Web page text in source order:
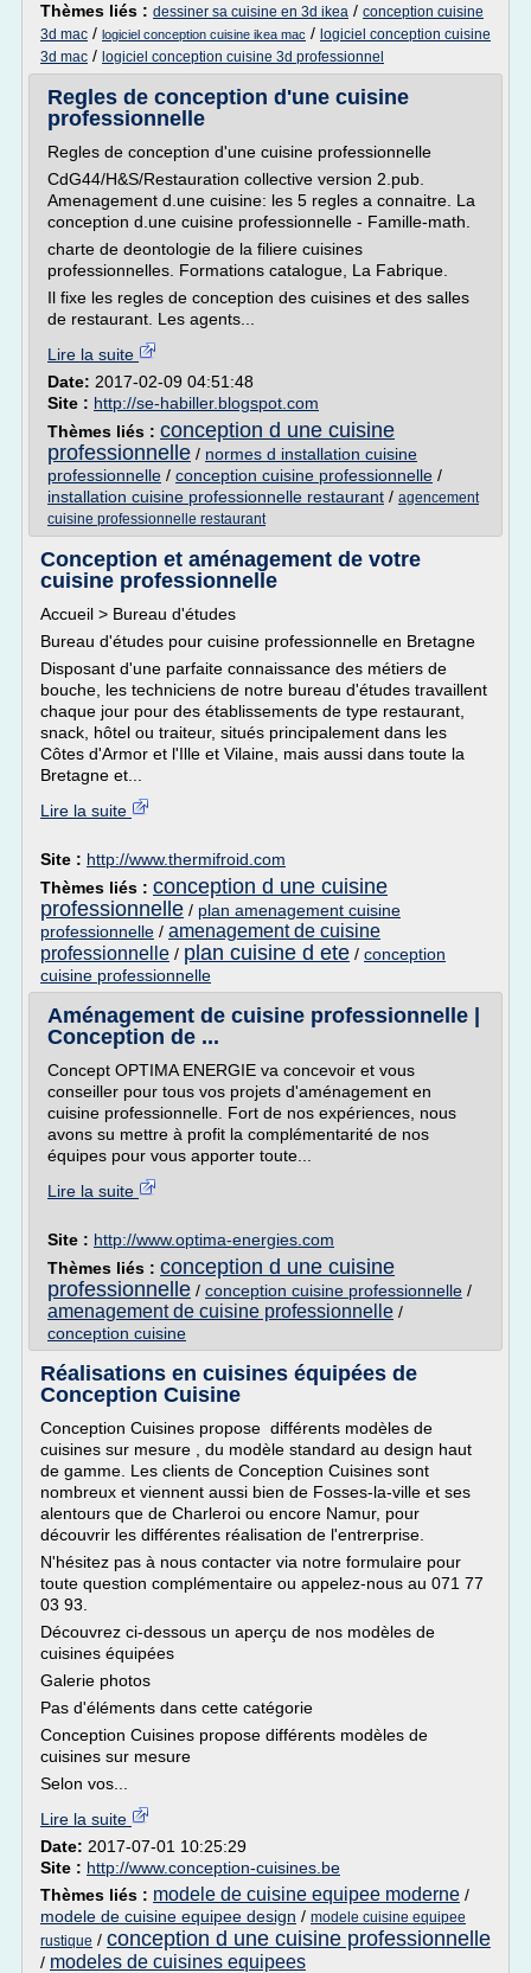
Thèmes liés : dessiner sa cuisine en 3d ikea / conception cuisine
3d mac / logiciel conception cuisine ikea mac / logiciel conception cuisine
3d mac / logiciel conception cuisine 3d professionnel
Regles de conception d'une cuisine
professionnelle
Regles de conception d'une cuisine professionnelle
CdG44/H&S/Restauration collective version 2.pub.
Amenagement d.une cuisine: les 5 regles a connaitre. La
conception d.une cuisine professionnelle - Famille-math.
charte de deontologie de la filiere cuisines
professionnelles. Formations catalogue, La Fabrique.
Il fixe les regles de conception des cuisines et des salles
de restaurant. Les agents...
Lire la suite
Date: 2017-02-09 04:51:48
Site : http://se-habiller.blogspot.com
Thèmes liés : conception d une cuisine
professionnelle / normes d installation cuisine
professionnelle / conception cuisine professionnelle /
installation cuisine professionnelle restaurant / agencement
cuisine professionnelle restaurant
Conception et aménagement de votre
cuisine professionnelle
Accueil > Bureau d'études
Bureau d'études pour cuisine professionnelle en Bretagne
Disposant d'une parfaite connaissance des métiers de
bouche, les techniciens de notre bureau d'études travaillent
chaque jour pour des établissements de type restaurant,
snack, hôtel ou traiteur, situés principalement dans les
Côtes d'Armor et l'Ille et Vilaine, mais aussi dans toute la
Bretagne et...
Lire la suite
Site : http://www.thermifroid.com
Thèmes liés : conception d une cuisine
professionnelle / plan amenagement cuisine
professionnelle / amenagement de cuisine
professionnelle / plan cuisine d ete / conception
cuisine professionnelle
Aménagement de cuisine professionnelle |
Conception de ...
Concept OPTIMA ENERGIE va concevoir et vous
conseiller pour tous vos projets d'aménagement en
cuisine professionnelle. Fort de nos expériences, nous
avons su mettre à profit la complémentarité de nos
équipes pour vous apporter toute...
Lire la suite
Site : http://www.optima-energies.com
Thèmes liés : conception d une cuisine
professionnelle / conception cuisine professionnelle /
amenagement de cuisine professionnelle /
conception cuisine
Réalisations en cuisines équipées de
Conception Cuisine
Conception Cuisines propose différents modèles de
cuisines sur mesure , du modèle standard au design haut
de gamme. Les clients de Conception Cuisines sont
nombreux et viennent aussi bien de Fosses-la-ville et ses
alentours que de Charleroi ou encore Namur, pour
découvrir les différentes réalisation de l'entrerprise.
N'hésitez pas à nous contacter via notre formulaire pour
toute question complémentaire ou appelez-nous au 071 77
03 93.
Découvrez ci-dessous un aperçu de nos modèles de
cuisines équipées
Galerie photos
Pas d'éléments dans cette catégorie
Conception Cuisines propose différents modèles de
cuisines sur mesure
Selon vos...
Lire la suite
Date: 2017-07-01 10:25:29
Site : http://www.conception-cuisines.be
Thèmes liés : modele de cuisine equipee moderne /
modele de cuisine equipee design / modele cuisine equipee
rustique / conception d une cuisine professionnelle
/ modeles de cuisines equipees